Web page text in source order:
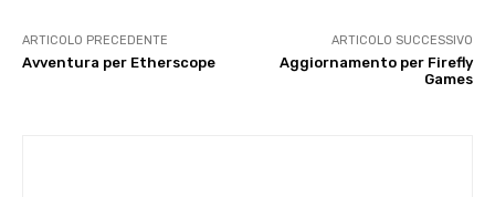
ARTICOLO PRECEDENTE
Avventura per Etherscope
ARTICOLO SUCCESSIVO
Aggiornamento per Firefly
Games